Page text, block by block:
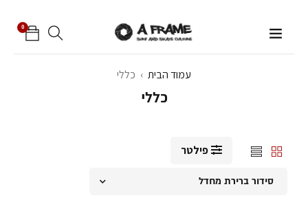
0
עמוד הבית › כללי
כללי
פילטר
סידור ברירת מחדל